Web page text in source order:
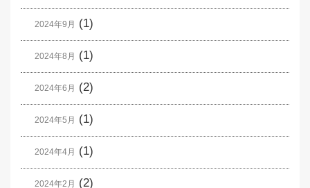
2024年9月 (1)
2024年8月 (1)
2024年6月 (2)
2024年5月 (1)
2024年4月 (1)
2024年2月 (2)